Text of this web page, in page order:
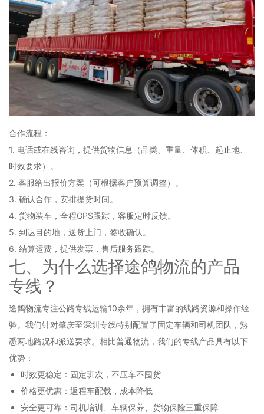
合作流程：
1. 电话或在线咨询，提供货物信息（品类、重量、体积、起止地、
时效要求）。
2. 客服给出报价方案（可根据客户预算调整）。
3. 确认合作，安排提货时间。
4. 货物装车，全程GPS跟踪，客服定时反馈。
5. 到达目的地，送货上门，签收确认。
6. 结算运费，提供发票，售后服务跟踪。
七、为什么选择途鸽物流的产品
专线？
途鸽物流专注公路专线运输10余年，拥有丰富的线路资源和操作经
验。我们针对肇庆至深圳专线特别配置了固定车辆和司机团队，熟
悉两地路况和派送要求。相比普通物流，我们的专线产品具有以下
优势：
时效更稳定：固定班次，不压车不囤货
价格更优惠：返程车配载，成本降低
安全更可靠：司机培训、车辆保养、货物保险三重保障